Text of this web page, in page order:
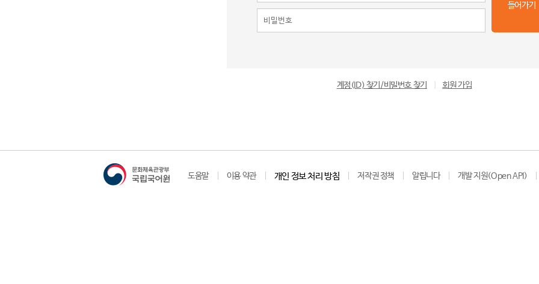
들어가기
계정(ID) 찾기/비밀번호 찾기 회원 가입
도움말 이용 약관 개인 정보 처리 방침 저작권 정책 알립니다 개발 지원(Open API)